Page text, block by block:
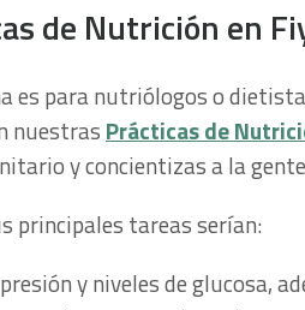
de Nutrición en
es para nutriólogos o
nuestras Prácticas de
y concientizas a la
principales tareas serían:
y niveles de glucosa,